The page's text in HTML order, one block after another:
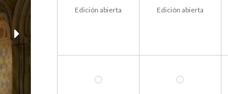
Edición abierta Edición abierta